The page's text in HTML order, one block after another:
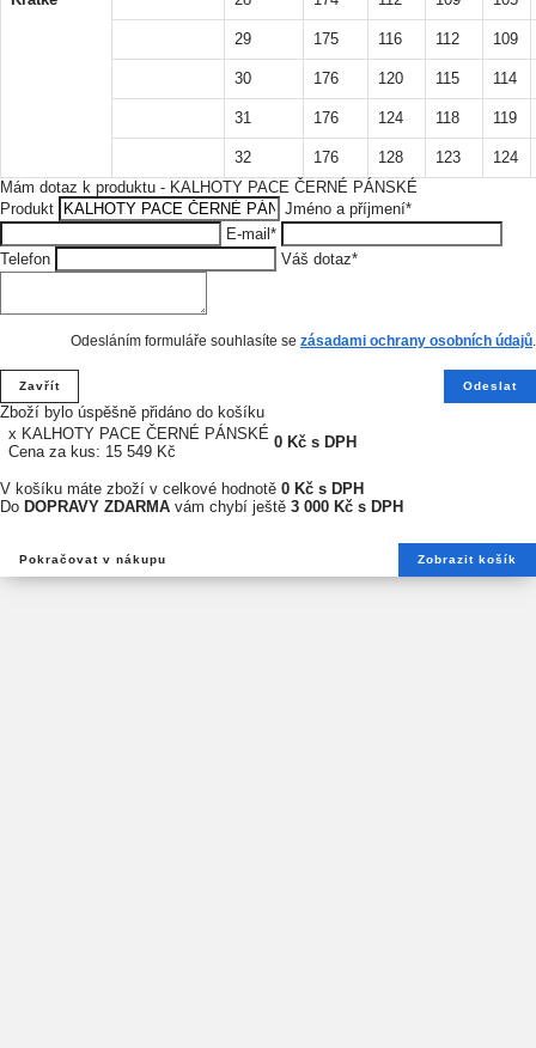
29 175 116 112 109
30 176 120 115 114
31 176 124 118 119
32 176 128 123
124
Mám dotaz k produktu - KALHOTY PACE ČERNÉ PÁNSKÉ
Produkt
Jméno a příjmení*
E-mail *
Telefon
Váš dotaz*
Odesláním formuláře souhlasíte se zásadami ochrany osobních údajů.
Zavřít Odeslat
Zboží bylo úspěšně přidáno do košíku
x KALHOTY PACE ČERNÉ PÁNSKÉ
Cena za kus: 15 549 Kč
0 Kč s DPH
V košíku máte zboží v celkové hodnotě 0 Kč s DPH
Do DOPRAVY ZDARMA vám chybí ještě 3 000 Kč s DPH
Pokračovat v nákupu Zobrazit košík